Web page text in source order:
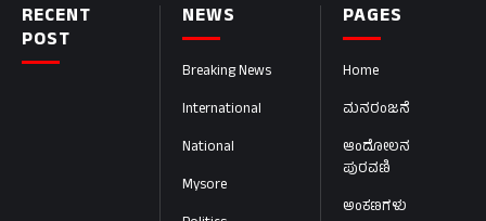
PAGES
Home
ಮನರಂಜನೆ
ಆಂದೋಲನ
ಪುರವಣಿ
ಅಂಕಣಗಳು
NEWS
Breaking News
International
National
Mysore
RECENT
POST